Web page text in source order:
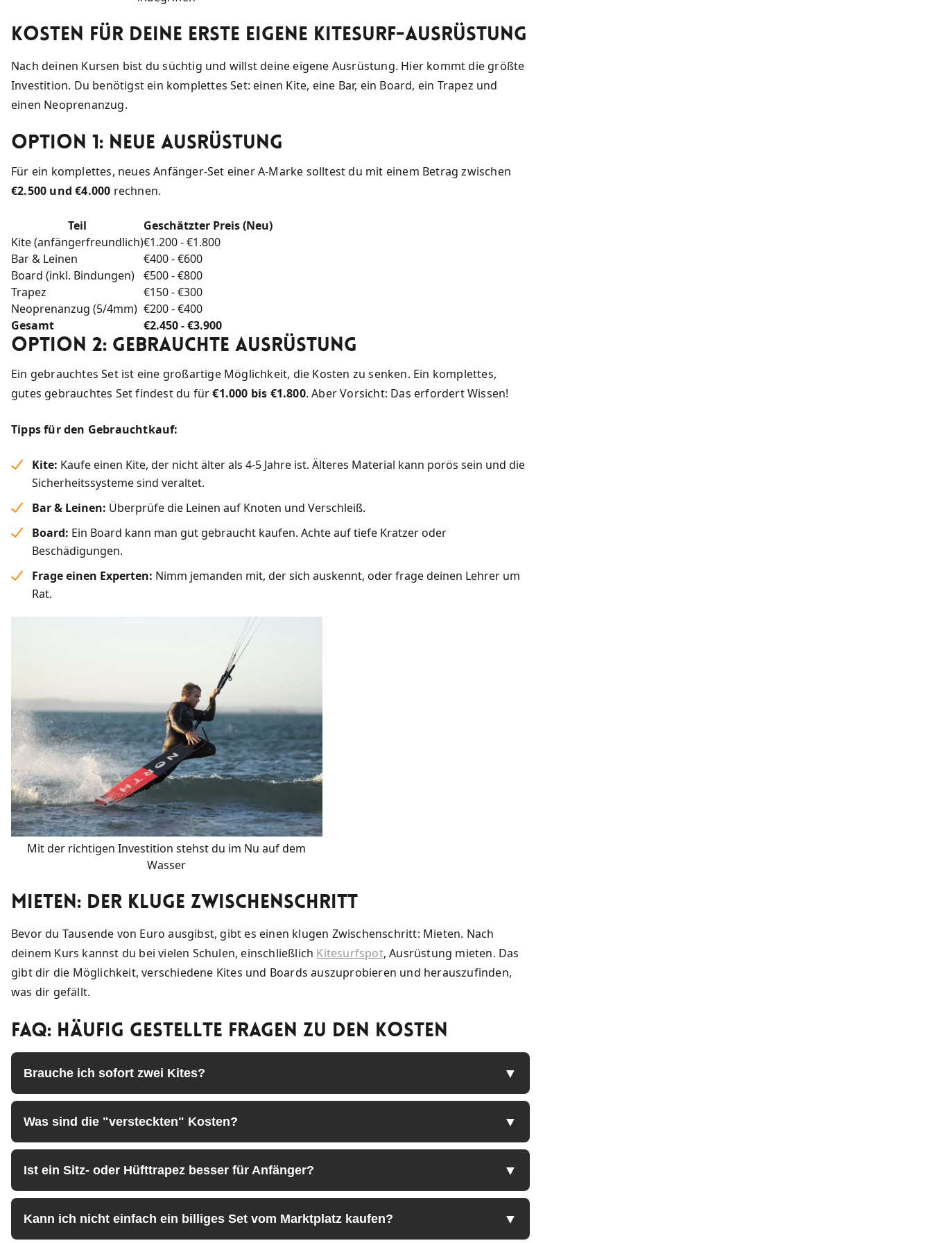
Kosten für deine Erste Eigene Kitesurf-Ausrüstung
Nach deinen Kursen bist du süchtig und willst deine eigene Ausrüstung. Hier kommt die größte
Investition. Du benötigst ein komplettes Set: einen Kite, eine Bar, ein Board, ein Trapez und
einen Neoprenanzug.
Option 1: Neue Ausrüstung
Für ein komplettes, neues Anfänger-Set einer A-Marke solltest du mit einem Betrag zwischen
€2.500 und €4.000 rechnen.
Teil
Geschätzter Preis (Neu)
Kite (anfängerfreundlich)€1.200 - €1.800
Bar & Leinen
€400 - €600
Board (inkl. Bindungen) €500 - €800
Trapez
€150 - €300
Neoprenanzug (5/4mm) €200 - €400
Gesamt
€2.450 - €3.900
Option 2: Gebrauchte Ausrüstung
Ein gebrauchtes Set ist eine großartige Möglichkeit, die Kosten zu senken. Ein komplettes,
gutes gebrauchtes Set findest du für€1.000 bis €1.800. Aber Vorsicht: Das erfordert Wissen!
Tipps für den Gebrauchtkauf:
Kite: Kaufe einen Kite, der nicht älter als 4-5 Jahre ist. Älteres Material kann porös sein und die
Sicherheitssysteme sind veraltet.
Bar & Leinen: Überprüfe die Leinen auf Knoten und Verschleiß.
Board: Ein Board kann man gut gebraucht kaufen. Achte auf tiefe Kratzer oder
Beschädigungen.
Frage einen Experten: Nimm jemanden mit, der sich auskennt, oder frage deinen Lehrer um
Rat.
Mit der richtigen Investition stehst du im Nu auf dem
Wasser
Mieten: Der Kluge Zwischenschritt
Bevor du Tausende von Euro ausgibst, gibt es einen klugen Zwischenschritt: Mieten. Nach
deinem Kurs kannst du bei vielen Schulen, einschließlich Kitesurfspot, Ausrüstung mieten. Das
gibt dir die Möglichkeit, verschiedene Kites und Boards auszuprobieren und herauszufinden,
was dir gefällt.
FAQ: Häufig Gestellte Fragen zu den Kosten
Brauche ich sofort zwei Kites?
Was sind die "versteckten" Kosten?
Ist ein Sitz- oder Hüfttrapez besser für Anfänger?
Kann ich nicht einfach ein billiges Set vom Marktplatz kaufen?